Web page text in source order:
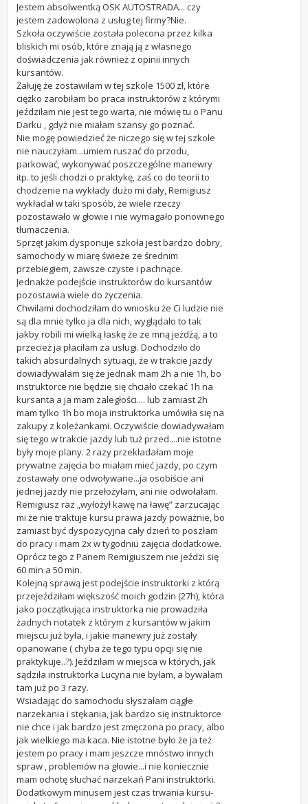
Jestem absolwentką OSK AUTOSTRADA... czy
jestem zadowolona z usług tej firmy?Nie.
Szkoła oczywiście została polecona przez kilka
bliskich mi osób, które znają ją z własnego
doświadczenia jak również z opinii innych
kursantów.
Żałuję że zostawiłam w tej szkole 1500 zł, które
ciężko zarobiłam bo praca instruktorów z którymi
jeździłam nie jest tego warta, nie mówię tu o Panu
Darku , gdyż nie miałam szansy go poznać.
Nie mogę powiedzieć że niczego się w tej szkole
nie nauczyłam...umiem ruszać do przodu,
parkować, wykonywać poszczególne manewry
itp. to jeśli chodzi o praktykę, zaś co do teorii to
chodzenie na wykłady dużo mi dały, Remigiusz
wykładał w taki sposób, że wiele rzeczy
pozostawało w głowie i nie wymagało ponownego
tłumaczenia.
Sprzęt jakim dysponuje szkoła jest bardzo dobry,
samochody w miarę świeże ze średnim
przebiegiem, zawsze czyste i pachnące.
Jednakże podejście instruktorów do kursantów
pozostawia wiele do życzenia.
Chwilami dochodziłam do wniosku że Ci ludzie nie
są dla mnie tylko ja dla nich, wyglądało to tak
jakby robili mi wielką łaskę że ze mną jeżdżą, a to
przecież ja płaciłam za usługi. Dochodziło do
takich absurdalnych sytuacji, że w trakcie jazdy
dowiadywałam się że jednak mam 2h a nie 1h, bo
instruktorce nie będzie się chciało czekać 1h na
kursanta a ja mam zaległości.... lub zamiast 2h
mam tylko 1h bo moja instruktorka umówiła się na
zakupy z koleżankami. Oczywiście dowiadywałam
się tego w trakcie jazdy lub tuż przed....nie istotne
były moje plany. 2 razy przekładałam moje
prywatne zajęcia bo miałam mieć jazdy, po czym
zostawały one odwoływane...ja osobiście ani
jednej jazdy nie przełożyłam, ani nie odwołałam.
Remigiusz raz „wyłożył kawę na ławę” zarzucając
mi że nie traktuje kursu prawa jazdy poważnie, bo
zamiast być dyspozycyjna cały dzień to poszłam
do pracy i mam 2x w tygodniu zajęcia dodatkowe.
Oprócz tego z Panem Remigiuszem nie jeździ się
60 min a 50 min.
Kolejną sprawą jest podejście instruktorki z którą
przejeździłam większość moich godzin (27h), która
jako początkująca instruktorka nie prowadziła
żadnych notatek z którym z kursantów w jakim
miejscu już była, i jakie manewry już zostały
opanowane ( chyba że tego typu opcji się nie
praktykuje..?). Jeździłam w miejsca w których, jak
sądziła instruktorka Lucyna nie byłam, a bywałam
tam już po 3 razy.
Wsiadając do samochodu słyszałam ciągłe
narzekania i stękania, jak bardzo się instruktorce
nie chce i jak bardzo jest zmęczona po pracy, albo
jak wielkiego ma kaca. Nie istotne było że ja też
jestem po pracy i mam jeszcze mnóstwo innych
spraw , problemów na głowie...i nie koniecznie
mam ochotę słuchać narzekań Pani instruktorki.
Dodatkowym minusem jest czas trwania kursu-